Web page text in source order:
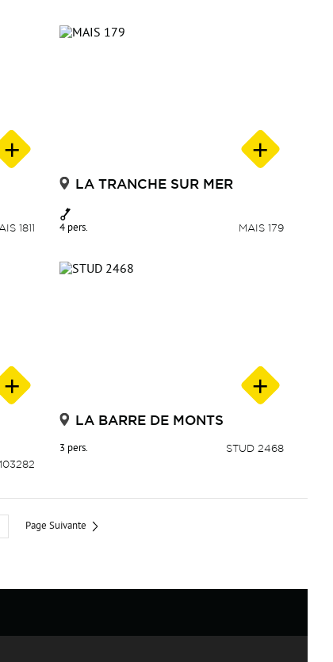
1811
LA TRANCHE SUR MER
4 pers. MAIS 179
LA BARRE DE MONTS
3 pers. STUD 2468
Page Suivante